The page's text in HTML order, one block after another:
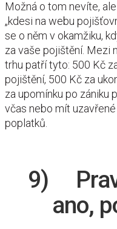
Možná o tom nevíte,
„kdesi na webu
se o něm v okamžiku,
za vaše pojištění. Mezi
trhu patří tyto: 500 Kč
pojištění, 500 Kč za
za upomínku po zániku
včas nebo mít
poplatků.
9)
ano,